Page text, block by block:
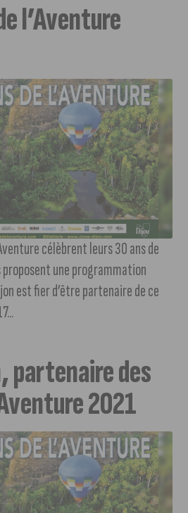
l’Aventure
célèbrent leurs 30 ans de
une programmation
est fier d’être partenaire de ce
partenaire des
2021